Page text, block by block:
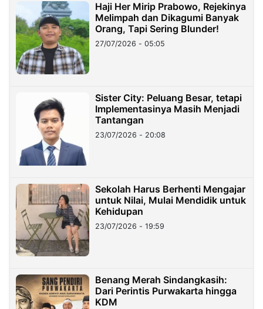
Haji Her Mirip Prabowo, Rejekinya
Melimpah dan Dikagumi Banyak
Orang, Tapi Sering Blunder!
27/07/2026 - 05:05
Sister City: Peluang Besar, tetapi
Implementasinya Masih Menjadi
Tantangan
23/07/2026 - 20:08
Sekolah Harus Berhenti Mengajar
untuk Nilai, Mulai Mendidik untuk
Kehidupan
23/07/2026 - 19:59
Benang Merah Sindangkasih:
Dari Perintis Purwakarta hingga
KDM